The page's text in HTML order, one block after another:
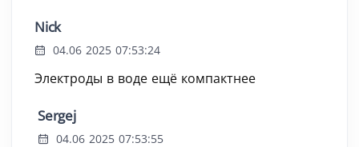
Nick
04.06 2025 07:53:24
Электроды в воде ещё компактнее
Sergej
04.06 2025 07:53:55